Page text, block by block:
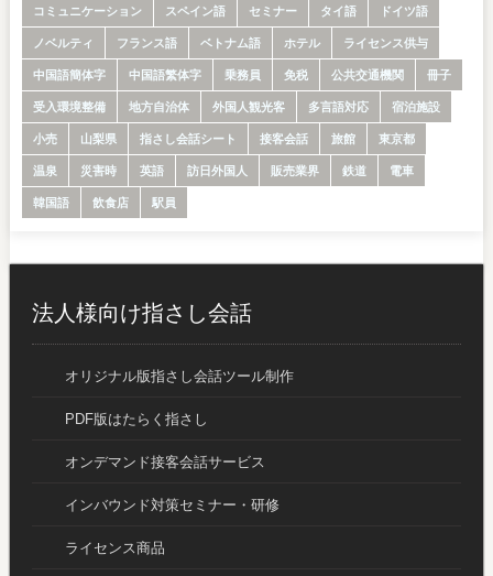
コミュニケーション
スペイン語 セミナー タイ語
ドイツ語
ノベルティ
フランス語 ベトナム語 ホテル
ライセンス供与
中国語簡体字
中国語繁体字 乗務員 免税 公共交通機関
冊子
受入環境整備
地方自治体 外国人観光客 多言語対応
宿泊施設
小売
山梨県 指さし会話シート 接客会話 旅館
東京都
温泉
災害時 英語 訪日外国人 販売業界 鉄道
電車
韓国語
飲食店 駅員
法人様向け指さし会話
オリジナル版指さし会話ツール制作
PDF版はたらく指さし
オンデマンド接客会話サービス
インバウンド対策セミナー・研修
ライセンス商品